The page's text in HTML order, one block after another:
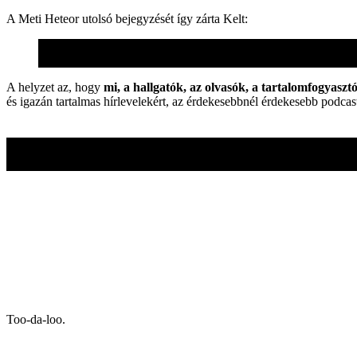
A Meti Heteor utolsó bejegyzését így zárta Kelt:
A helyzet az, hogy mi, a hallgatók, az olvasók, a
és igazán tartalmas hírlevelekért, az érdekesebbnél érdekesebb
Too-da-loo.